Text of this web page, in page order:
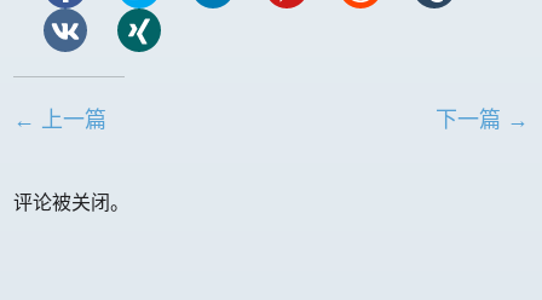
← 上一篇 下一篇 →
评论被关闭。